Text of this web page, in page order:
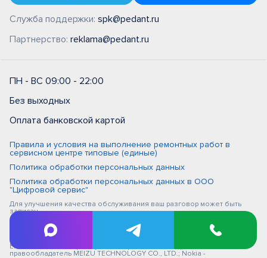
Служба поддержки: spk@pedant.ru
Партнерство: reklama@pedant.ru
ПН - ВС 09:00 - 22:00
Без выходных
Оплата банковской картой
Правила и условия на выполнение ремонтных работ в
сервисном центре типовые (единые)
Политика обработки персональных данных
Политика обработки персональных данных в ООО
"Цифровой сервис"
Для улучшения качества обслуживания ваш разговор может быть
записан
iPhone, Macbook, iPad - правообладатель Apple Inc. (Эпл Инк.); Huawei и
Honor - правообладатель HUAWEI TECHNOLOGIES CO., LTD. (ХУАВЕЙ
ТЕКНОЛОДЖИС КО., ЛТД.); Samsung – правообладатель Samsung
Electronics Co. Ltd. (Самсунг Электроникс Ко., Лтд.); MEIZU -
правообладатель MEIZU TECHNOLOGY CO., LTD.; Nokia -